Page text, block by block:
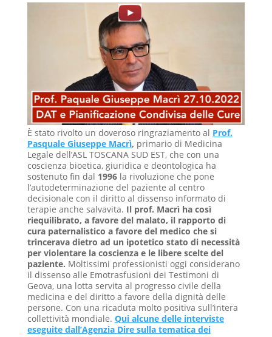
È stato rivolto un doveroso ringraziamento al Prof.
Pasquale Giuseppe Macrì, primario di Medicina
Legale dell’ASL TOSCANA SUD EST, che con una
coscienza bioetica, giuridica e deontologica ha
sostenuto fin dal 1996la rivoluzione che pone
l’autodeterminazione del paziente al centro
decisionale con il diritto al dissenso informato di
terapie anche salvavita. Il prof. Macrì ha così
riequilibrato, a favore del malato, il rapporto di
cura paternalistico a favore del medico che si
trincerava dietro ad un ipotetico stato di necessità
per violentare la coscienza e le libere scelte del
paziente. Moltissimi professionisti oggi considerano
il dissenso alle Emotrasfusioni dei Testimoni di
Geova, una lotta servita al progresso civile della
medicina e del diritto a favore della dignità delle
persone. Con una ricaduta molto positiva sull’intera
collettività mondiale. Qui alcune delle interviste
eseguite dall’Agenzia Dire sulla tematica dei